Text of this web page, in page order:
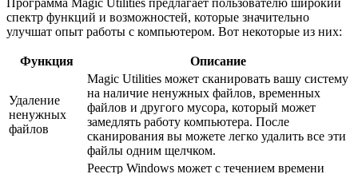
спектр функций и возможностей, которые значительно
улучшат опыт работы с компьютером. Вот некоторые из них:
Функция Описание
Удаление
ненужных
файлов
Magic Utilities может сканировать вашу систему
на наличие ненужных файлов, временных
файлов и другого мусора, который может
замедлять работу компьютера. После
сканирования вы можете легко удалить все эти
файлы одним щелчком.
Реестр Windows может с течением времени